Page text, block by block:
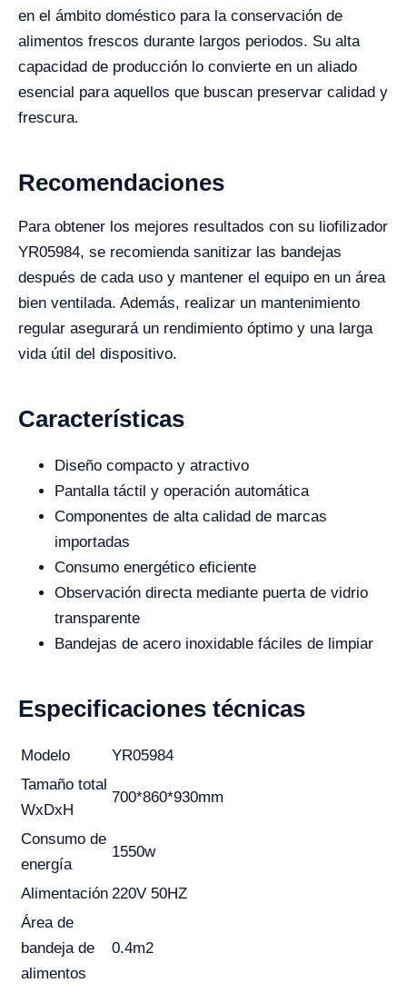
en el ámbito doméstico para la conservación de
alimentos frescos durante largos periodos. Su alta
capacidad de producción lo convierte en un aliado
esencial para aquellos que buscan preservar calidad y
frescura.
Recomendaciones
Para obtener los mejores resultados con su liofilizador
YR05984, se recomienda sanitizar las bandejas
después de cada uso y mantener el equipo en un área
bien ventilada. Además, realizar un mantenimiento
regular asegurará un rendimiento óptimo y una larga
vida útil del dispositivo.
Características
Diseño compacto y atractivo
Pantalla táctil y operación automática
Componentes de alta calidad de marcas
importadas
Consumo energético eficiente
Observación directa mediante puerta de vidrio
transparente
Bandejas de acero inoxidable fáciles de limpiar
Especificaciones técnicas
Modelo
YR05984
Tamaño total
WxDxH
700*860*930mm
Consumo de
energía
1550w
Alimentación 220V 50HZ
Área de
bandeja de
alimentos
0.4m2